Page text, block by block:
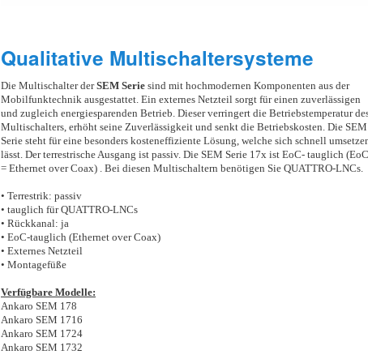
Qualitative Multischaltersysteme
Die Multischalter derSEM Serie sind mit hochmodernen Komponenten aus der
Mobilfunktechnik ausgestattet. Ein externes Netzteil sorgt für einen zuverlässigen
und zugleich energiesparenden Betrieb. Dieser verringert die Betriebstemperatur
Multischalters, erhöht seine Zuverlässigkeit und senkt die Betriebskosten. Die SEM
Serie steht für eine besonders kosteneffiziente Lösung, welche sich schnell
lässt. Der terrestrische Ausgang ist passiv. Die SEM Serie 17x ist EoC- tauglich (EoC
= Ethernet over Coax) . Bei diesen Multischaltern benötigen Sie QUATTRO-LNCs.
• Terrestrik: passiv
• tauglich für QUATTRO-LNCs
• Rückkanal: ja
• EoC-tauglich (Ethernet over Coax)
• Externes Netzteil
• Montagefüße
Verfügbare Modelle:
Ankaro SEM 178
Ankaro SEM 1716
Ankaro SEM 1724
Ankaro SEM 1732